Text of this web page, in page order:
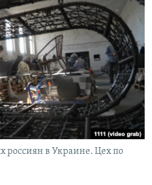
россиян в Украине. Цех по